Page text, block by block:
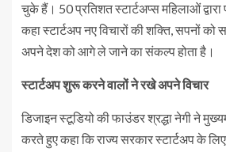
चुके हैं। 50 प्रतिशत स्टार्टअप्स महिलाओं द्वारा
कहा स्टार्टअप नए विचारों की शक्ति, सपनों
अपने देश को आगे ले जाने का संकल्प होता है।
स्टार्टअप शुरू करने वालों ने रखे अपने विचार
डिजाइन स्टूडियो की फाउंडर श्रद्धा नेगी ने
करते हुए कहा कि राज्य सरकार स्टार्टअप के